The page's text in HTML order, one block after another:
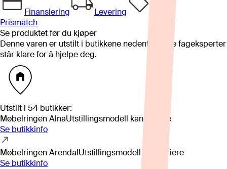
Finansiering
Levering
Prismatch
Se produktet før du kjøper
Denne varen er utstilt i butikkene nedenfor. Våre fageksperter
står klare for å hjelpe deg.
Utstilt i 54 butikker:
Møbelringen AlnaUtstillingsmodell kan variere
Se butikkinfo
Møbelringen ArendalUtstillingsmodell kan variere
Se butikkinfo